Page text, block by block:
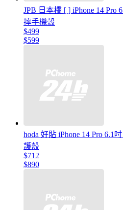
JPB 日本橋 [ ] iPhone 14 Pro
摔手機殼
$499
$599
hoda 好貼 iPhone 14 Pro 6.1
護殼
$712
$890